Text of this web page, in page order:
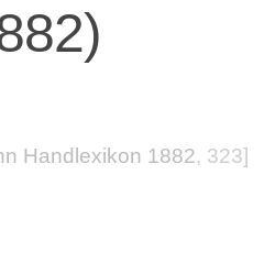
Handlexikon 1882, 323]